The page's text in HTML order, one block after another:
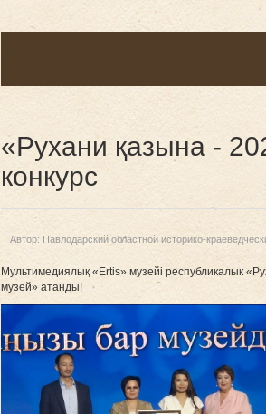
«Рухани қазына -
конкурс
Автор: Павлодарский областной историко-
Мультимедиялық «Ertis» музейі республикалык
музей» атанды!